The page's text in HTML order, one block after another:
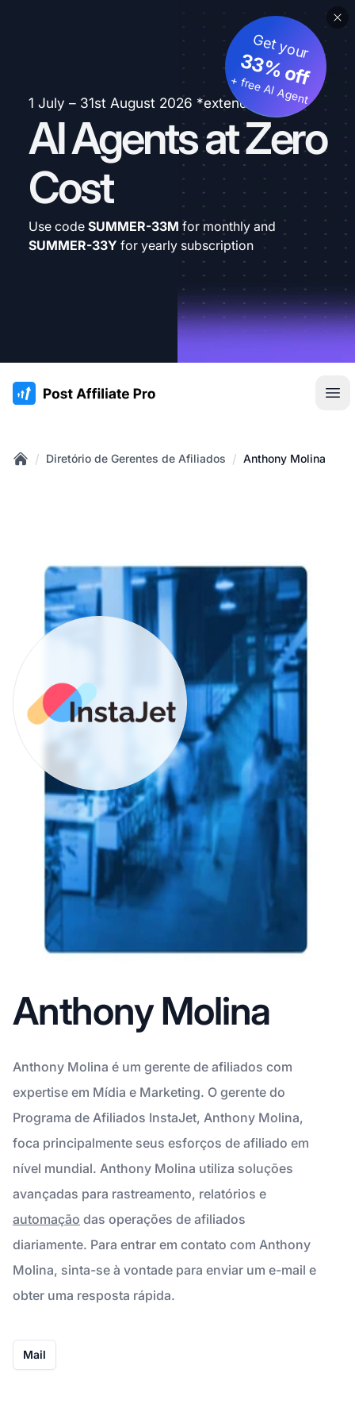
1 July – 31st August 2026 *extended
AI Agents at Zero
Cost
Get your
33% off
+ free AI Agent
Use code SUMMER-33M for monthly and
SUMMER-33Y for yearly subscription
:site.title
/ Diretório de Gerentes de Afiliados / Anthony Molina
Anthony Molina
Anthony Molina é um gerente de afiliados com
expertise em Mídia e Marketing. O gerente do
Programa de Afiliados InstaJet, Anthony Molina,
foca principalmente seus esforços de afiliado em
nível mundial. Anthony Molina utiliza soluções
avançadas para rastreamento, relatórios e
automação das operações de afiliados
diariamente. Para entrar em contato com Anthony
Molina, sinta-se à vontade para enviar um e-mail e
obter uma resposta rápida.
Mail